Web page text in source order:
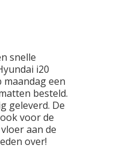
snelle
i20
maandag een
besteld.
geleverd. De
voor de
aan de
over!